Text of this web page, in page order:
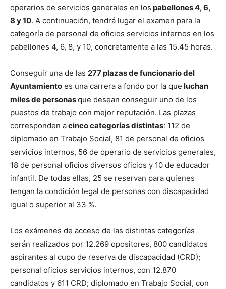
operarios de servicios generales en los pabellones 4, 6,
8 y 10. A continuación, tendrá lugar el examen para la
categoría de personal de oficios servicios internos en los
pabellones 4, 6, 8, y 10, concretamente a las 15.45 horas.
Conseguir una de las 277 plazas de funcionario del
Ayuntamiento es una carrera a fondo por la que luchan
miles de personasque desean conseguir uno de los
puestos de trabajo con mejor reputación. Las plazas
corresponden acinco categorías distintas: 112 de
diplomado en Trabajo Social, 81 de personal de oficios
servicios internos, 56 de operario de servicios generales,
18 de personal oficios diversos oficios y 10 de educador
infantil. De todas ellas, 25 se reservan para quienes
tengan la condición legal de personas con discapacidad
igual o superior al 33 %.
Los exámenes de acceso de las distintas categorías
serán realizados por 12.269 opositores, 800 candidatos
aspirantes al cupo de reserva de discapacidad (CRD);
personal oficios servicios internos, con 12.870
candidatos y 611 CRD; diplomado en Trabajo Social, con